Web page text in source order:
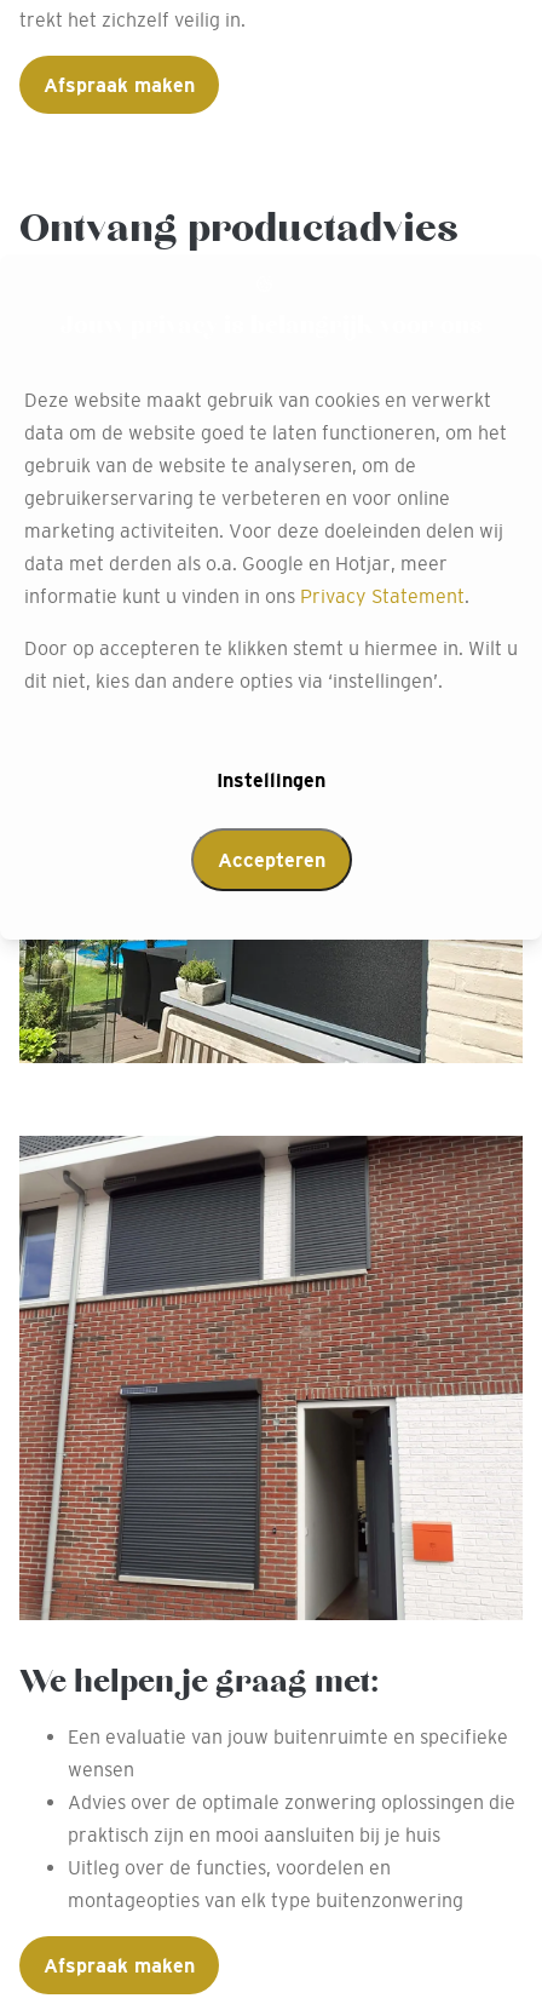
trekt het zichzelf veilig in.
Afspraak maken
Ontvang productadvies
Weet je niet zeker welke zonwering het beste bij jouw
huis past? Kom langs voor persoonlijk advies. Laat onze
experts je adviseren over de optimale buitenzonwering
voor jouw thuis.
Afspraak maken
We helpen je graag met:
Een evaluatie van jouw buitenruimte en specifieke
wensen
Advies over de optimale zonwering oplossingen die
praktisch zijn en mooi aansluiten bij je huis
Uitleg over de functies, voordelen en
montageopties van elk type buitenzonwering
Afspraak maken
Deze website maakt gebruik van cookies en verwerkt
data om de website goed te laten functioneren, om het
gebruik van de website te analyseren, om de
gebruikerservaring te verbeteren en voor online
marketing activiteiten. Voor deze doeleinden delen wij
data met derden als o.a. Google en Hotjar, meer
informatie kunt u vinden in ons Privacy Statement
Door op accepteren te klikken stemt u hiermee in. Wilt u
dit niet, kies dan andere opties via ‘instellingen’.
Instellingen
Accepteren